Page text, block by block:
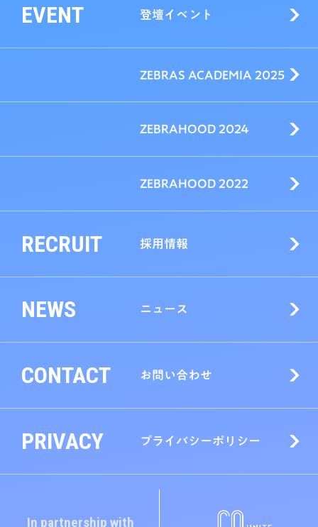
EVENT 登壇イベント
ZEBRAS ACADEMIA 2025
ZEBRAHOOD 2024
ZEBRAHOOD 2022
RECRUIT 採用情報
NEWS ニュース
CONTACT お問い合わせ
PRIVACY プライバシーポリシー
In partnership with